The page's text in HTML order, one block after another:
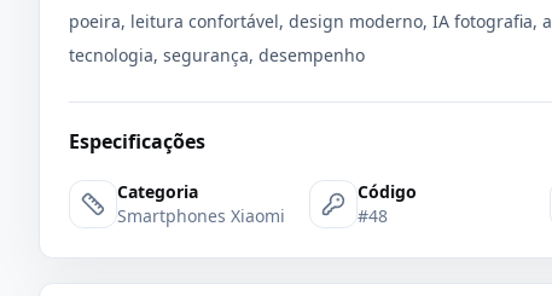
poeira, leitura confortável, design moderno, IA fotografia,
tecnologia, segurança, desempenho
Especificações
Categoria
Smartphones Xiaomi
Código
#48